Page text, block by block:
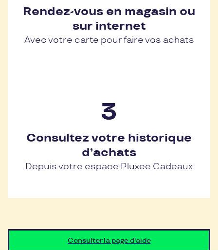
Rendez-vous en magasin ou
sur internet
Avec votre carte pour faire vos achats
Consultez votre historique
d’achats
Depuis votre espace Pluxee Cadeaux
Consulter la page d'aide